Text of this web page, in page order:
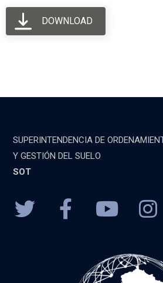
DOWNLOAD
SUPERINTENDENCIA DE
Y GESTIÓN DEL SUELO
SOT